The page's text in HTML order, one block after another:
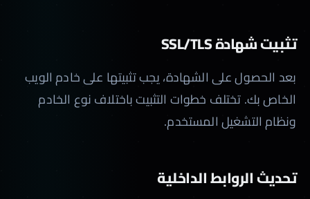
تثبيت شهادة SSL/TLS
بعد الحصول على الشهادة، يجب تثبيتها على خادم الويب
الخاص بك. تختلف خطوات التثبيت باختلاف نوع الخادم
ونظام التشغيل المستخدم.
تحديث الروابط الداخلية